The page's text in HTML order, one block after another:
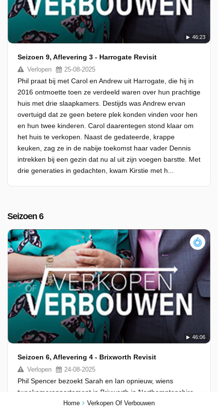
Home Verkopen Of Verbouwen
46:23
Seizoen 9, Aflevering 3 - Harrogate Revisit
Verlopen 25-08-2025
Phil praat bij met Carol en Andrew uit Harrogate, die hij in
2016 ontmoette toen ze verdeeld waren over hun prachtige
huis met drie slaapkamers. Destijds was Andrew ervan
overtuigd dat ze geen betere plek konden vinden voor hen
en hun twee kinderen. Carol daarentegen stond klaar om
het huis te verkopen. Naast de gedateerde, krappe
keuken, zag ze in de nabije toekomst haar vader Dennis
intrekken bij een gezin dat nu al uit zijn voegen barstte. Met
drie generaties in gedachten, kwam Kirstie met h...
Seizoen 6
46:06
Seizoen 6, Aflevering 4 - Brixworth Revisit
Verlopen 24-08-2025
Phil Spencer bezoekt Sarah en Ian opnieuw, wiens
tweekamerappartement in Brixworth in Northamptonshire
uit zijn voegen barstte. Vijf jaar later ontdekt Phil of ze hun